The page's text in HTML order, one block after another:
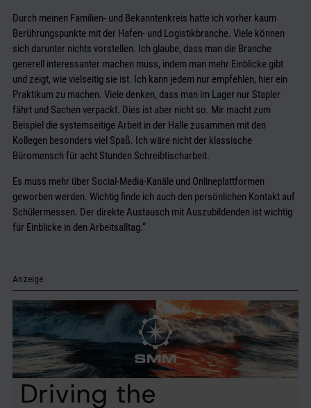
Durch meinen Familien- und Bekanntenkreis hatte ich vorher kaum
Berührungspunkte mit der Hafen- und Logistikbranche. Viele können
sich darunter nichts vorstellen. Ich glaube, dass man die Branche
generell interessanter machen muss, indem man mehr Einblicke gibt
und zeigt, wie vielseitig sie ist. Ich kann jedem nur empfehlen, hier ein
Praktikum zu machen. Viele denken, dass man im Lager nur Stapler
fährt und Sachen verpackt. Dies ist aber nicht so. Mir macht zum
Beispiel die systemseitige Arbeit in der Halle zusammen mit den
Kollegen besonders viel Spaß. Ich wäre nicht der klassische
Büromensch für acht Stunden Schreibtischarbeit.
Es muss mehr über Social-Media-Kanäle und Onlineplattformen
geworben werden. Wichtig finde ich auch den persönlichen Kontakt auf
Schülermessen. Der direkte Austausch mit Auszubildenden ist wichtig
für Einblicke in den Arbeitsalltag.“
Anzeige